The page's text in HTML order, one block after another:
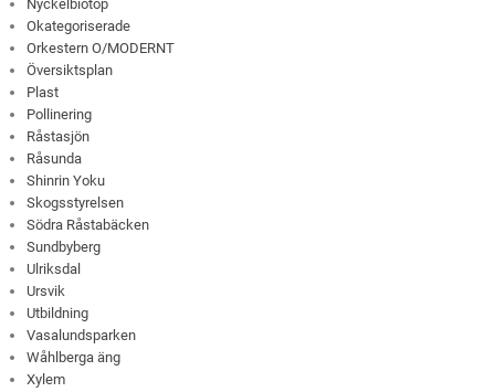
Nyckelbiotop
Okategoriserade
Orkestern O/MODERNT
Översiktsplan
Plast
Pollinering
Råstasjön
Råsunda
Shinrin Yoku
Skogsstyrelsen
Södra Råstabäcken
Sundbyberg
Ulriksdal
Ursvik
Utbildning
Vasalundsparken
Wåhlberga äng
Xylem